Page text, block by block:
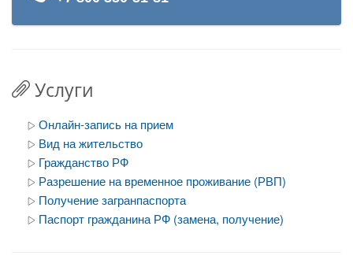
Услуги
Онлайн-запись на прием
Вид на жительство
Гражданство РФ
Разрешение на временное проживание (РВП)
Получение загранпаспорта
Паспорт гражданина РФ (замена, получение)